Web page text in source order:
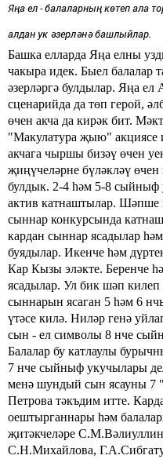
Яңа ел - балаларның көтеп ала
алдан ук әзерләнә башлыйлар.
Башка елларда Яңа елны
чакыра идек. Быел балалар
әзерләргә булдылар. Яңа ел
сценарийда да төп герой,
өчен акча да кирәк бит.
"Макулатура җыю" акциясе
акчага чыршы бизәү өчен
җиңүчеләрне бүләкләү өчен
булдык. 2-4 һәм 5-8 сыйныф
актив катнаштылар. Шәпше
сыннар конкурсында
кардан сыннар ясадылар
буядылар. Икенче һәм
Кар Кызы эләкте. Беренче
ясадылар. Ул бик шәп
сыннарын ясаган 5 һәм 6
үтәсе килә. Ниләр генә
сын - ел символы 8 нче
Балалар бу катлаулы
7 нче сыйныф укучылары
менә шундый сын ясауны 7
Петрова тәкъдим итте.
оештырганнары һәм
җитәкчеләре
С.Н.Михайлова,